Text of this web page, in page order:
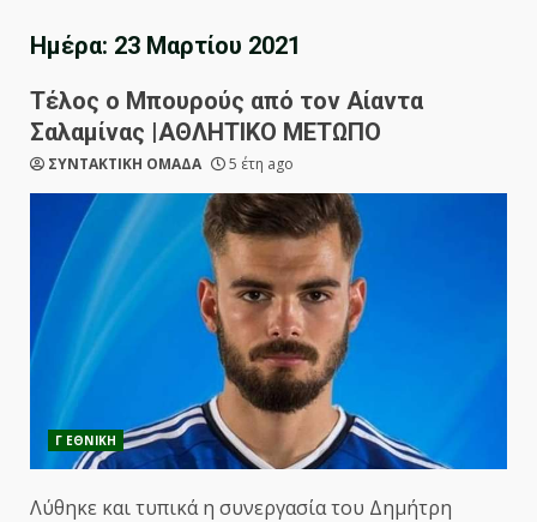
Ημέρα: 23 Μαρτίου 2021
Τέλος ο Μπουρούς από τον Αίαντα
Σαλαμίνας |ΑΘΛΗΤΙΚΟ ΜΕΤΩΠΟ
ΣΥΝΤΑΚΤΙΚΗ ΟΜΑΔΑ 5 έτη ago
Γ ΕΘΝΙΚΗ
Λύθηκε και τυπικά η συνεργασία του Δημήτρη